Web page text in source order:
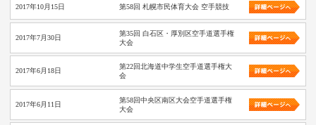
2017年10月15日 第58回 札幌市民体育大会 空手競技
2017年7月30日
第35回 白石区・厚別区空手道選手権
大会
2017年6月18日
第22回北海道中学生空手道選手権大
会
2017年6月11日
第58回中央区南区大会空手道選手権
大会